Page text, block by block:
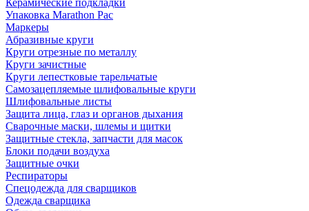
Керамические подкладки
Упаковка Marathon Pac
Маркеры
Абразивные круги
Круги отрезные по металлу
Круги зачистные
Круги лепестковые тарельчатые
Самозацепляемые шлифовальные круги
Шлифовальные листы
Защита лица, глаз и органов дыхания
Сварочные маски, шлемы и щитки
Защитные стекла, запчасти для масок
Блоки подачи воздуха
Защитные очки
Респираторы
Спецодежда для сварщиков
Одежда сварщика